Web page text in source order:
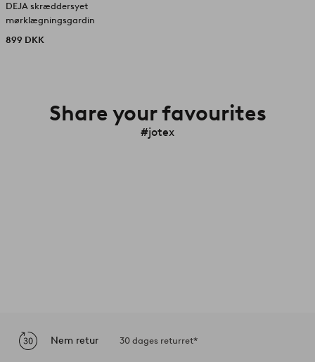
DEJA skræddersyet
mørklægningsgardin
899 DKK
Share your favourites
#jotex
Nem retur 30 dages returret*